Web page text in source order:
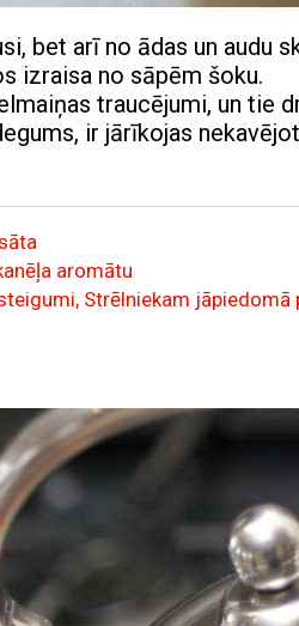
bet arī no ādas un audu
izraisa no sāpēm šoku.
traucējumi, un tie
ir jārīkojas
aromātu
Strēlniekam jāpiedomā